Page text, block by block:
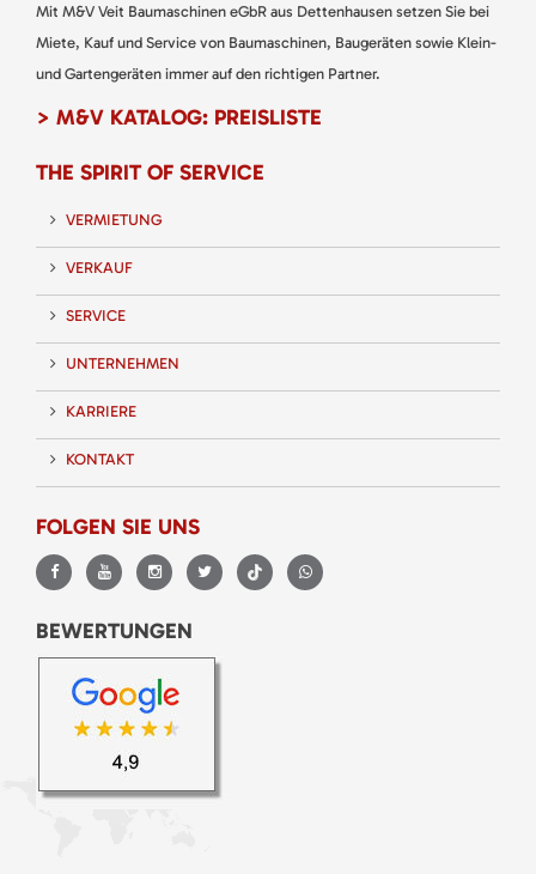
Mit M&V Veit Baumaschinen eGbR aus Dettenhausen setzen Sie bei
Miete, Kauf und Service von Baumaschinen, Baugeräten sowie Klein-
und Gartengeräten immer auf den richtigen Partner.
> M&V KATALOG: PREISLISTE
THE SPIRIT OF SERVICE
VERMIETUNG
VERKAUF
SERVICE
UNTERNEHMEN
KARRIERE
KONTAKT
FOLGEN SIE UNS
BEWERTUNGEN